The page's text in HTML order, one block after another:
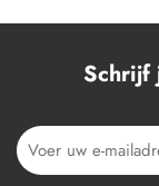
Schrijf